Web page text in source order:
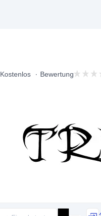
Kostenlos Bewertung